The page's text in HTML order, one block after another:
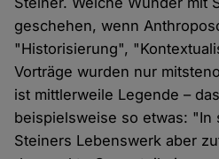
geschehen, wenn
"Historisierung",
Vorträge wurden nur
ist mittlerweile Legende –
beispielsweise so etwas: "In
Steiners Lebenswerk aber